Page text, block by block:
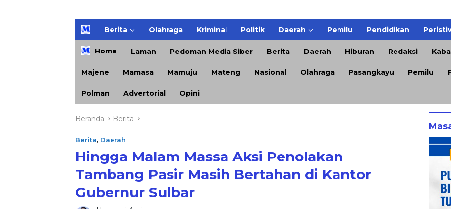
H
m
e
Berita Olahraga Kriminal Politik Daerah Pemilu Pendidikan
Home Laman Pedoman Media Siber Berita Daerah Hiburan Redaksi
Majene Mamasa Mamuju Mateng Nasional Olahraga Pasangkayu Pemilu
Polman Advertorial Opini
Beranda Berita
Berita, Daerah
Hingga Malam Massa Aksi Penolakan
Tambang Pasir Masih Bertahan di Kantor
Gubernur Sulbar